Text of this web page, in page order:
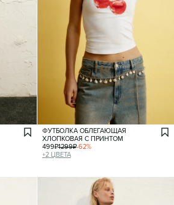
ФУТБОЛКА ОБЛЕГАЮЩАЯ
ХЛОПКОВАЯ С ПРИНТОМ
499₽1299₽-62%
+2 ЦВЕТА